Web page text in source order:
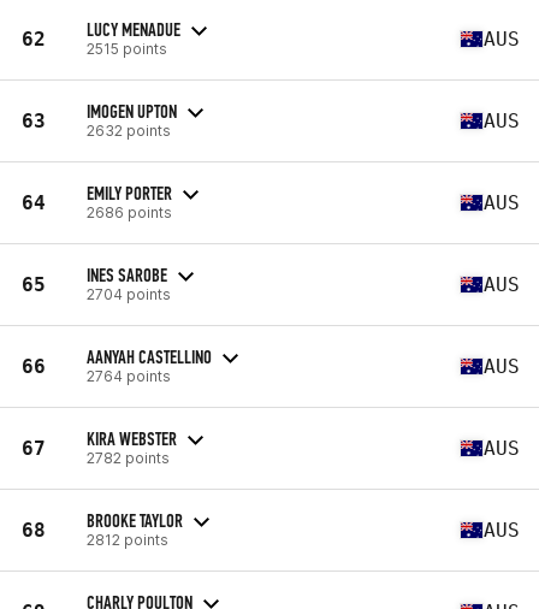
62 LUCY MENADUE
2515 points AUS
63 IMOGEN UPTON
2632 points AUS
64 EMILY PORTER
2686 points AUS
65 INES SAROBE
2704 points AUS
66 AANYAH CASTELLINO
2764 points AUS
67 KIRA WEBSTER
2782 points AUS
68 BROOKE TAYLOR
2812 points AUS
CHARLY POULTON